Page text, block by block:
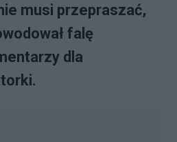
musi przepraszać,
falę
dla